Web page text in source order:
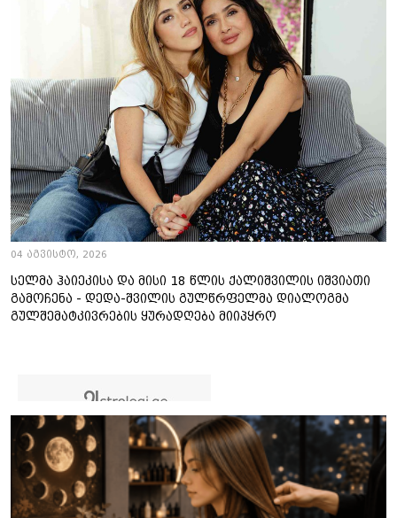
04 აგვისტო, 2026
სელმა ჰაიეკისა და მისი 18 წლის ქალიშვილის იშვიათი
გამოჩენა - დედა-შვილის გულწრფელმა დიალოგმა
გულშემატკივრების ყურადღება მიიპყრო